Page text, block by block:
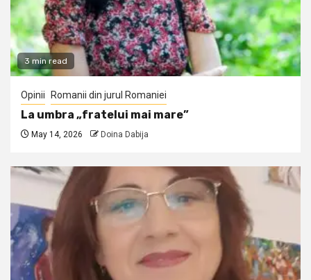
3 min read
Opinii Romanii din jurul Romaniei
La umbra „fratelui mai mare”
May 14, 2026 Doina Dabija